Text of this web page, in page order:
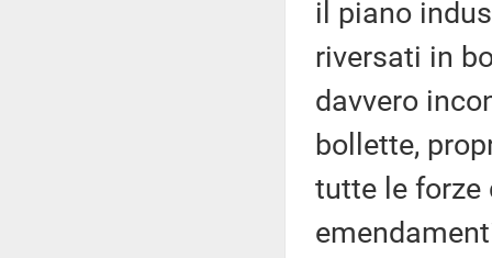
il piano
riversati in
davvero
bollette,
tutte le forze